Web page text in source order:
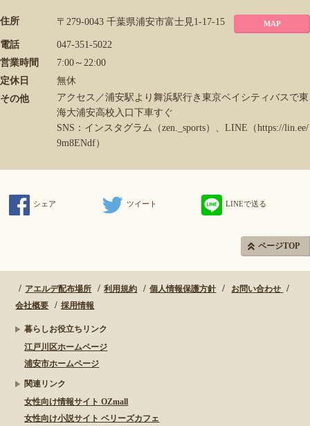
住所 〒279-0043 千葉県浦安市富士見1-17-15 MAP
電話
047-351-5022
営業時間
7:00～22:00
定休日
無休
その他
アクセス／浦安駅より舞浜駅行き東京ベイシティバスで東
海大浦安高校入口下車すぐ
SNS：インスタグラム（zen._sports）、LINE（https://lin.ee/
9m8ENdf）
シェア ツイート LINEで送る
ページTOP
アエルデ配布場所 利用規約 個人情報保護方針
お問い合わせ
会社概要
採用情報
暮らしお役立ちリンク
江戸川区ホームページ
浦安市ホームページ
関連リンク
女性向け情報サイト OZmall
女性向け小説サイト ベリーズカフェ